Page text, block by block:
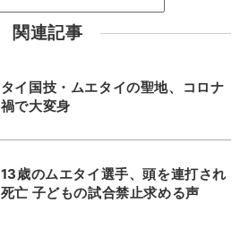
関連記事
タイ国技・ムエタイの聖地、コロナ
禍で大変身
13歳のムエタイ選手、頭を連打され
死亡 子どもの試合禁止求める声